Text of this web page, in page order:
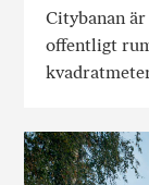
Citybanan
offentligt